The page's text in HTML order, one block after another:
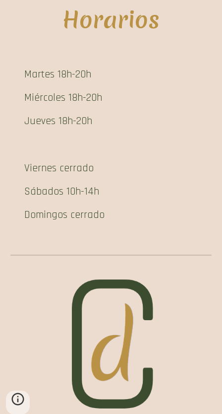
Horarios
Martes 18h-20h
Miércoles18h-20h
Jueves 18h-20h
Viernes cerrado
Sábados 10h-14h
Domingos cerrado